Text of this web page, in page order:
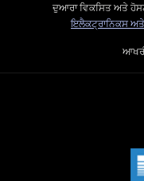
ਦੁਆਰਾ ਵਿਕਸਿਤ ਅਤੇ
ਇਲੈਕਟ੍ਰਾਨਿਕਸ ਅਤੇ